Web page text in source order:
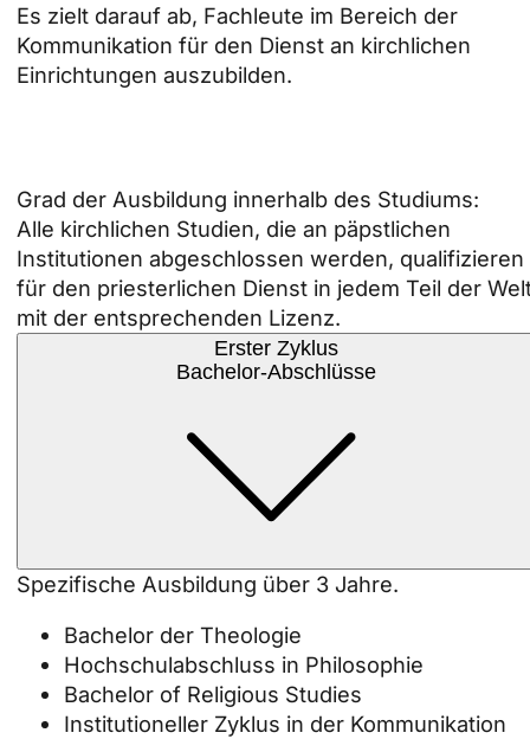
Es zielt darauf ab, Fachleute im Bereich der
Kommunikation für den Dienst an kirchlichen
Einrichtungen auszubilden.
Grad der Ausbildung innerhalb des Studiums:
Alle kirchlichen Studien, die an päpstlichen
Institutionen abgeschlossen werden, qualifizieren
für den priesterlichen Dienst in jedem Teil der
mit der entsprechenden Lizenz.
Erster Zyklus
Bachelor-Abschlüsse
Spezifische Ausbildung über 3 Jahre.
Bachelor der Theologie
Hochschulabschluss in Philosophie
Bachelor of Religious Studies
Institutioneller Zyklus in der Kommunikation